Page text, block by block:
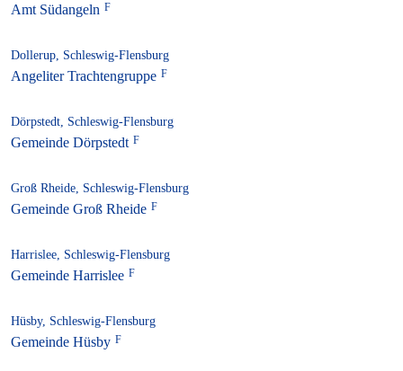
Amt Südangeln
Dollerup, Schleswig-Flensburg
Angeliter Trachtengruppe
Dörpstedt, Schleswig-Flensburg
Gemeinde Dörpstedt
Groß Rheide, Schleswig-Flensburg
Gemeinde Groß Rheide
Harrislee, Schleswig-Flensburg
Gemeinde Harrislee
Hüsby, Schleswig-Flensburg
Gemeinde Hüsby